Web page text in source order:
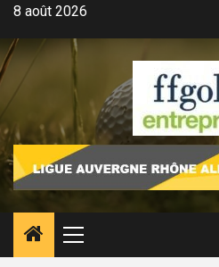
Skip
content
8 août 2026
Primary
Menu